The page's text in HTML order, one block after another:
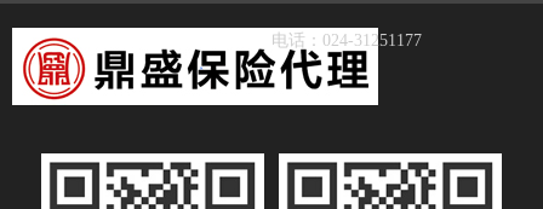
· 辽宁鼎盛保险代理有限公司召开2026年2月份营销例会
· 紫金财产保险股份有限公司领导到访交流
· 申能财产保险股份有限公司领导到访交流
电话：024-31251177